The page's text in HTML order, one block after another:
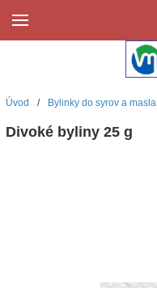
Úvod / Bylinky do syrov a masla
Divoké byliny 25 g